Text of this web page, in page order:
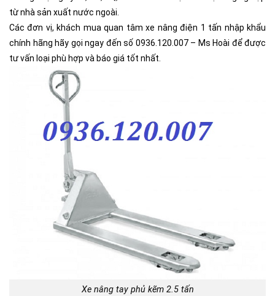
từ nhà sản xuất nước ngoài.
Các đơn vị, khách mua quan tâm xe nâng điện 1 tấn nhập khẩu
chính hãng hãy gọi ngay đến số 0936.120.007 – Ms Hoài để được
tư vấn loại phù hợp và báo giá tốt nhất.
Xe nâng tay phủ kẽm 2.5 tấn